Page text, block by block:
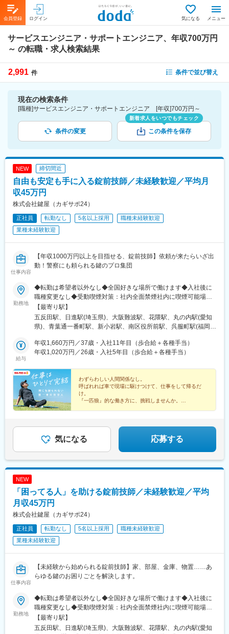
会員登録 ログイン 気になる メニュー
サービスエンジニア・サポートエンジニア、年収700万円
～ の転職・求人検索結果
2,991 件 条件で並び替え
現在の検索条件
[職種]サービスエンジニア・サポートエンジニア [年収]700万円～
条件の変更
新着求人をいつでもチェック
この条件を保存
NEW 締切間近
自由も安定も手に入る錠前技師／未経験歓迎／平均月
収45万円
株式会社鍵屋（カギサポ24）
正社員 転勤なし 5名以上採用
職種未経験歓迎
業種未経験歓迎
仕事内容
【年収1000万円以上を目指せる、錠前技師】依頼が来たらいざ出
動！警察にも頼られる鍵のプロ集団
勤務地
◆転勤は希望者以外なし◆全国好きな場所で働けます◆入社後に
職種変更なし◆受動喫煙対策：社内全面禁煙社内に喫煙可能場所
あり品川本社／戸越銀座駅4分さいたま支社／宮原駅車7分★大阪
（難波）支社／なんば駅1分神戸支社／花隈駅3分名古屋支社／丸
の内駅5分仙台支社／仙台駅10分新小岩支社／新小岩駅5分広島支
車15分★京都支社／東寺駅5分札幌支社／北34条駅10分宇都宮支
社／雀宮駅車15分池袋支社／池袋駅5分高松支社／太田駅15分★
日山駅車8分八王子支社／八王子駅車11分奈良支社／新大宮駅車6
分練馬支社／石神井公園駅12分横浜支社／横浜駅1o分北九州支社
／片野駅8分熊本支社／東海学園前駅10分鹿児島支社／中洲通駅1
分藤沢支社／辻堂駅近く三郷支社／三郷駅8分★：駐車場有＜
2026年8月以降 新規開設予定＞※オープンまでは近隣支社勤務四
【最寄り駅】
五反田駅、日進駅(埼玉県)、大阪難波駅、花隈駅、丸の内駅(愛知
県)、青葉通一番町駅、新小岩駅、南区役所前駅、呉服町駅(福岡
駅、雀宮駅、北池袋駅、木太東口駅、日前宮駅、静岡駅、春日山
駅、小宮駅、新大宮駅、石神井公園駅、平沼橋駅、片野駅、東海
Ｒ難波駅、みなと元町駅、浅間町駅、大町西公園駅、中洲川端
駅、東寺駅、都通駅、不動前駅、なんば駅(地下鉄)、県庁前駅(兵
庫県)、国際センター駅、九条駅(京都府)、市立病院前駅(鹿児島県)
給与
年収1,660万円／37歳・入社11年目（歩合給＋各種手当）
年収1,020万円／26歳・入社5年目（歩合給＋各種手当）
わずらわしい人間関係なし。
呼ばれれば車で現場に駆けつけて、仕事をして帰るだ
け。
『一匹狼』的な働き方に、挑戦しませんか。
◆平均月収45万円
◆年収例1020万円（26歳）
気になる 応募する
NEW
「困ってる人」を助ける錠前技師／未経験歓迎／平均
月収45万円
株式会社鍵屋（カギサポ24）
正社員 転勤なし 5名以上採用
職種未経験歓迎
業種未経験歓迎
仕事内容
【未経験から始められる錠前技師】家、部屋、金庫、物置……あ
らゆる鍵のお困りごとを解決します。
勤務地
◆転勤は希望者以外なし◆全国好きな場所で働けます◆入社後に
職種変更なし◆受動喫煙対策：社内全面禁煙社内に喫煙可能場所
あり品川本社／戸越銀座駅4分さいたま支社／宮原駅車7分★大阪
（難波）支社／なんば駅1分神戸支社／花隈駅3分名古屋支社／丸
【最寄り駅】
五反田駅、日進駅(埼玉県)、大阪難波駅、花隈駅、丸の内駅(愛知